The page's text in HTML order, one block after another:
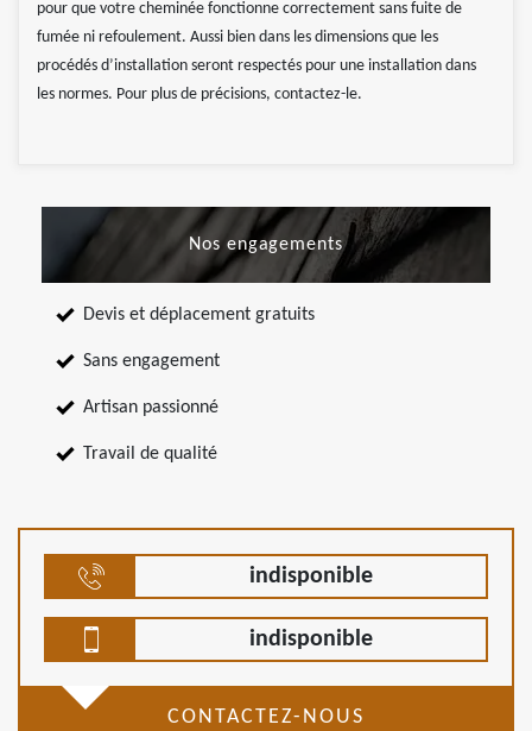
pour que votre cheminée fonctionne correctement sans fuite de
fumée ni refoulement. Aussi bien dans les dimensions que les
procédés d’installation seront respectés pour une installation dans
les normes. Pour plus de précisions, contactez-le.
Nos engagements
Devis et déplacement gratuits
Sans engagement
Artisan passionné
Travail de qualité
indisponible
indisponible
CONTACTEZ-NOUS